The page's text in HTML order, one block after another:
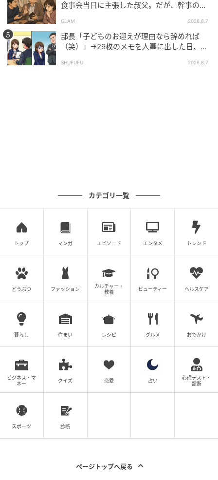
私は母に、これまでたくさん迷惑をかけたことを謝り
ました。すると母は、迷惑なんかじゃない、ひとりで
抱え込んでしまうことのほうがつらかったのだと話し
てくれました。その言葉に、私はようやく前を向いて
みようと思えたのです。
私は彼と出会えて、本当に幸せでした。
そして今もこれからも、世界でいちばん愛していま
す。
◇ ◇ ◇
大切な人を突然失ったとき、「あのときこうしていれ
は仕方のない出来事だとわかっていても、気持ちが追
いつかず、立ち止まってしまうこともあるかもしれま
せん。
そんな中で、言葉や思い出、そばで支えてくれる人の
存在が心を動かしてくれることもあります。大切な人
への想いを胸に抱きながら、これからの時間をどう過
ごしていくか。自分の気持ちを大切にしながら、少し
ずつ前を向いていきたいですね。
※本記事は、ベビーカレンダーに寄せられた体験談を
食事会当日に主張した叔父。だが、幹事のい
GLAM 2026.8.7
部長「子どものお迎えが理由なら辞めれば
（笑）」→29枚のメモを人事に出した日、部
SHUFUFU 2026.8.7
カテゴリ一覧
トップ マンガ エピソード エンタメ トレンド
どうぶつ ファッション
カルチャー・
教養
ビューティー ヘルスケア
暮らし 住まい レシピ グルメ おでかけ
ビジネス・マ
ネー
クイズ 恋愛 占い
心理テスト・
診断
スポーツ 診断
ページトップへ戻る